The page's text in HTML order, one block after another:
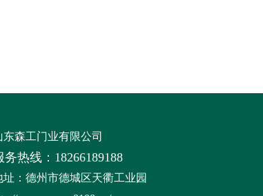
东森工门业有限公司
务热线：18266189188
址：德州市德城区天衢工业园